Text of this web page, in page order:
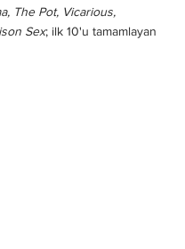
The Pot, Vicarious,
Sex; ilk 10'u tamamlayan